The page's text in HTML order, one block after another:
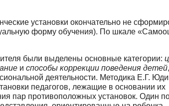
установки окончательно не
форму обучения). По шкале
были выделены основные категории:
и способы коррекции поведения де­тей
деятельности. Методика Е.Г.
педагогов, лежащие в основании их
пар противоположных установок. Один